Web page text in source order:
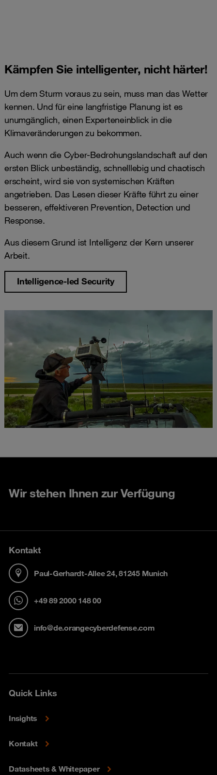
Kämpfen Sie intelligenter, nicht härter!
Um dem Sturm voraus zu sein, muss man das Wetter
kennen. Und für eine langfristige Planung ist es
unumgänglich, einen Experteneinblick in die
Klimaveränderungen zu bekommen.
Auch wenn die Cyber-Bedrohungslandschaft auf den
ersten Blick unbeständig, schnelllebig und chaotisch
erscheint, wird sie von systemischen Kräften
angetrieben. Das Lesen dieser Kräfte führt zu einer
besseren, effektiveren Prevention, Detection und
Response.
Aus diesem Grund ist Intelligenz der Kern unserer
Arbeit.
Intelligence-led Security
Wir stehen Ihnen zur Verfügung
Kontakt
Paul-Gerhardt-Allee 24, 81245 Munich
+49 89 2000 148 00
info@de.orangecyberdefense.com
Quick Links
Insights
Kontakt
Datasheets & Whitepaper